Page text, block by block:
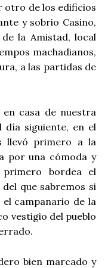
otro de los edificios
y sobrio Casino,
la Amistad, local
machadianos,
a las partidas de
casa de nuestra
día siguiente, en el
llevó primero a la
por una cómoda y
bordea el
que sabremos si
campanario de la
vestigio del pueblo
bien marcado y